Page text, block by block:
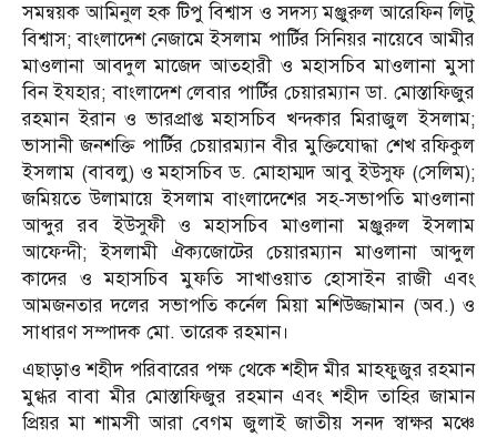
সমন্বয়ক আমিনুল হক টিপু বিশ্বাস ও সদস্য মঞ্জুরুল আরেফিন লিটু
বিশ্বাস; বাংলাদেশ নেজামে ইসলাম পার্টির সিনিয়র নায়েবে আমীর
মাওলানা আবদুল মাজেদ আতহারী ও মহাসচিব মাওলানা মুসা
বিন ইযহার; বাংলাদেশ লেবার পার্টির চেয়ারম্যান ডা. মোস্তাফিজুর
রহমান ইরান ও ভারপ্রাপ্ত মহাসচিব খন্দকার মিরাজুল ইসলাম;
ভাসানী জনশক্তি পার্টির চেয়ারম্যান বীর মুক্তিযোদ্ধা শেখ রফিকুল
ইসলাম (বাবলু) ও মহাসচিব ড. মোহাম্মদ আবু ইউসুফ (সেলিম);
জমিয়তে উলামায়ে ইসলাম বাংলাদেশের সহ-সভাপতি মাওলানা
আব্দুর রব ইউসুফী ও মহাসচিব মাওলানা মঞ্জুরুল ইসলাম
আফেন্দী; ইসলামী ঐক্যজোটের চেয়ারম্যান মাওলানা আব্দুল
কাদের ও মহাসচিব মুফতি সাখাওয়াত হোসাইন রাজী এবং
আমজনতার দলের সভাপতি কর্নেল মিয়া মশিউজ্জামান (অব.) ও
সাধারণ সম্পাদক মো. তারেক রহমান।
এছাড়াও শহীদ পরিবারের পক্ষ থেকে শহীদ মীর মাহফুজুর রহমান
মুগ্ধর বাবা মীর মোস্তাফিজুর রহমান এবং শহীদ তাহির জামান
প্রিয়র মা শামসী আরা বেগম জুলাই জাতীয় সনদ স্বাক্ষর মঞ্চে